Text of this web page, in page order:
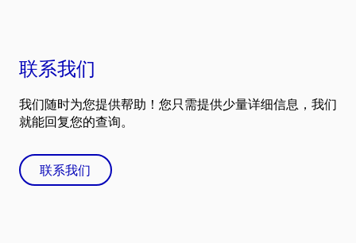
联系我们
我们随时为您提供帮助！您只需提供少量详细信息，我们
就能回复您的查询。
联系我们